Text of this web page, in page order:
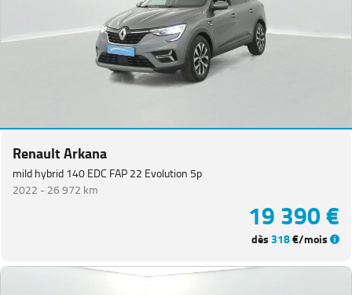
Renault Arkana
mild hybrid 140 EDC FAP 22 Evolution 5p
2022 -26 972 km
19 390 €
dès318€/mois